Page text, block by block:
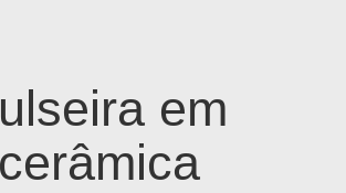
em
cerâmica